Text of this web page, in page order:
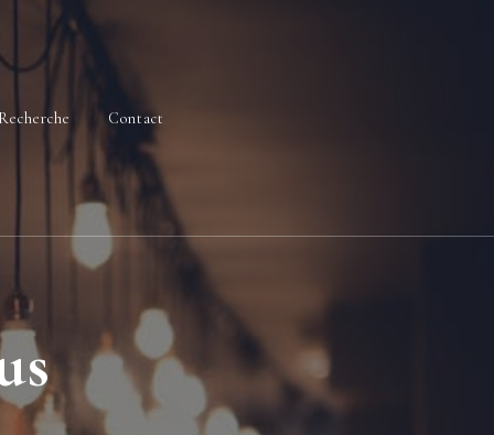
Contact